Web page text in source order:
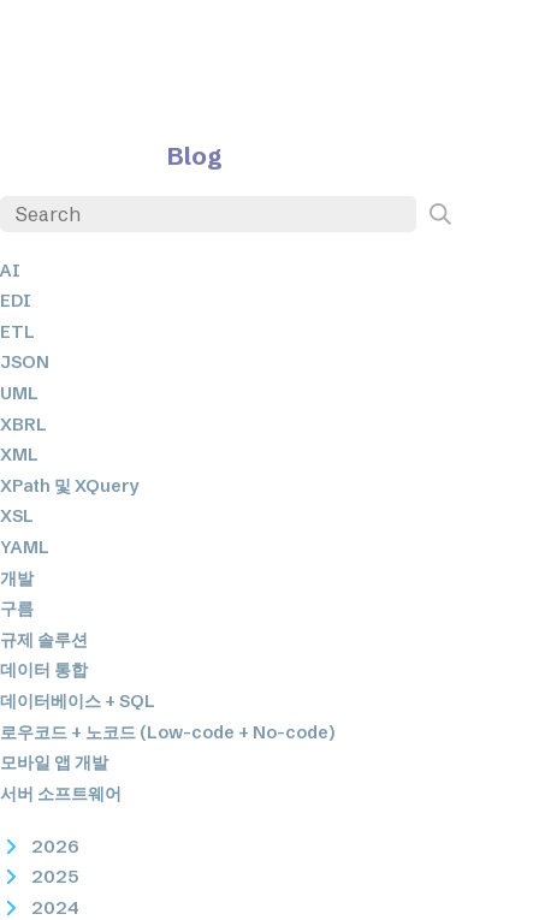
Blog
AI
EDI
ETL
JSON
UML
XBRL
XML
XPath 및 XQuery
XSL
YAML
개발
구름
규제 솔루션
데이터 통합
데이터베이스 + SQL
로우코드 + 노코드 (Low-code + No-code)
모바일 앱 개발
서버 소프트웨어
2026
2025
2024